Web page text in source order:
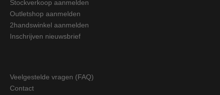
Stockverkoop aanmelden
Outletshop aanmelden
2handswinkel aanmelden
Inschrijven nieuwsbrief
Veelgestelde vragen (FAQ)
Contact